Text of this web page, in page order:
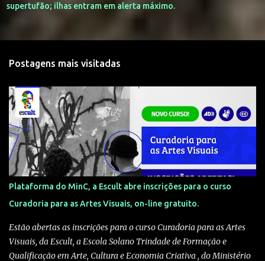
supertufão; ilhas entram em alerta máximo.
Postagens mais visitadas
Plataforma do MinC, a Escult abre inscrições para o curso
Curadoria para as Artes Visuais, on-line gratuito.
Estão abertas as inscrições para o curso Curadoria para as Artes
Visuais, da Escult, a Escola Solano Trindade de Formação e
Qualificação em Arte, Cultura e Economia Criativa , do Ministério